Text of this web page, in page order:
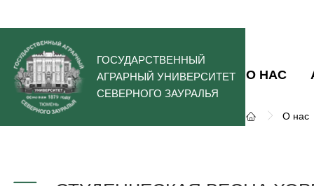
ГОСУДАРСТВЕННЫЙ
АГРАРНЫЙ УНИВЕРСИТЕТ
СЕВЕРНОГО ЗАУРАЛЬЯ
О НАС
О нас